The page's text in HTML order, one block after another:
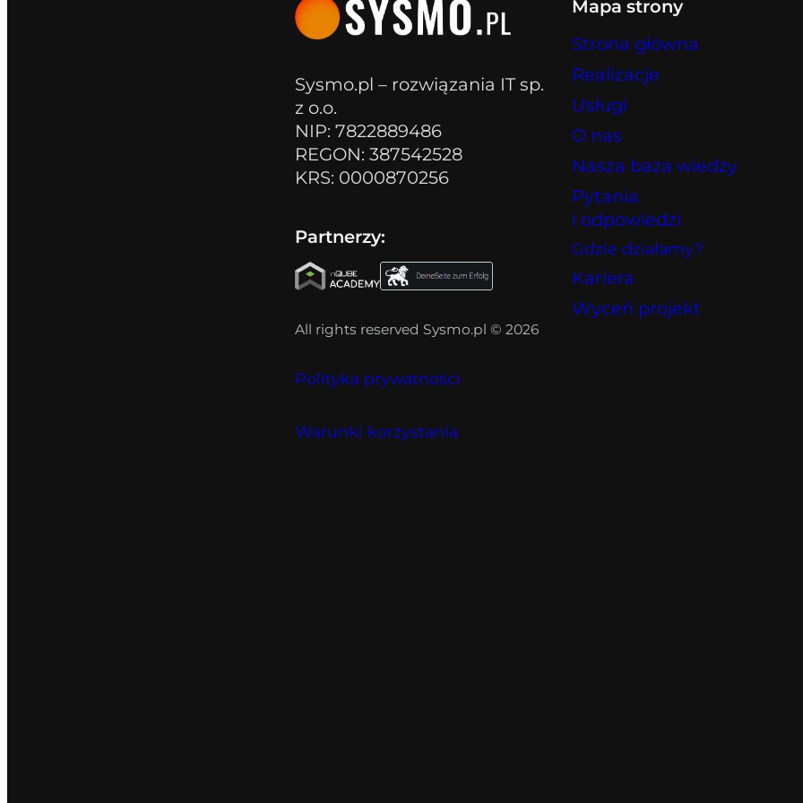
Sysmo.pl – rozwiązania IT sp.
z o.o.
NIP: 7822889486
REGON: 387542528
KRS: 0000870256
Partnerzy:
All rights reserved Sysmo.pl © 2026
Polityka prywatności
Warunki korzystania
Mapa strony
Strona główna
Realizacje
Usługi
O nas
Nasza baza wiedzy
Pytania
i odpowiedzi
Gdzie działamy?
Kariera
Wyceń projekt